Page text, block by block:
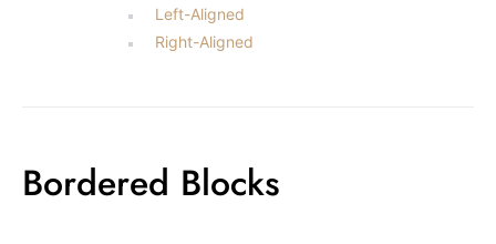
Left-Aligned
Right-Aligned
Bordered Blocks